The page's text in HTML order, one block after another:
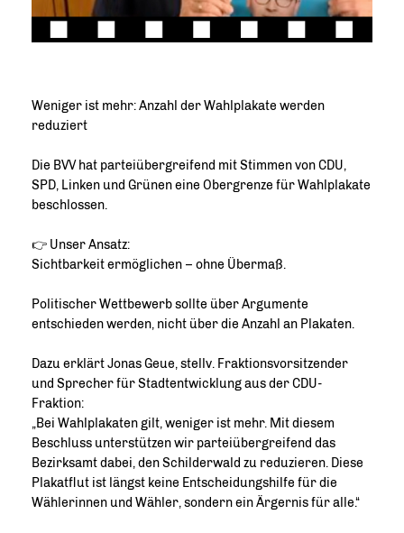
Weniger ist mehr: Anzahl der Wahlplakate werden
reduziert
Die BVV hat parteiübergreifend mit Stimmen von CDU,
SPD, Linken und Grünen eine Obergrenze für Wahlplakate
beschlossen.
👉 Unser Ansatz:
Sichtbarkeit ermöglichen – ohne Übermaß.
Politischer Wettbewerb sollte über Argumente
entschieden werden, nicht über die Anzahl an Plakaten.
Dazu erklärt Jonas Geue, stellv. Fraktionsvorsitzender
und Sprecher für Stadtentwicklung aus der CDU-
Fraktion:
Bei Wahlplakaten gilt, weniger ist mehr. Mit diesem
Beschluss unterstützen wir parteiübergreifend das
Bezirksamt dabei, den Schilderwald zu reduzieren. Diese
Plakatflut ist längst keine Entscheidungshilfe für die
Wählerinnen und Wähler, sondern ein Ärgernis für alle.“